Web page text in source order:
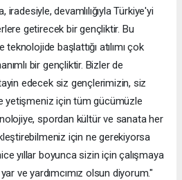
iradesiyle, devamlılığıyla Türkiye'yi
getirecek bir gençliktir. Bu
başlattığı atılımı çok
bir gençliktir. Bizler de
edecek siz gençlerimizin, siz
yetişmeniz için tüm gücümüzle
spordan kültür ve sanata her
için ne gerekiyorsa
yıllar boyunca sizin için çalışmaya
ve yardımcımız olsun diyorum."